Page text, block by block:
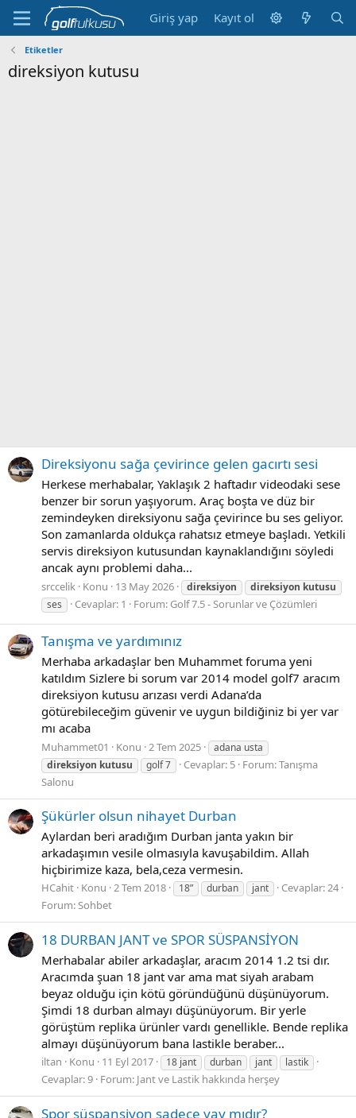
Giriş yap Kayıt ol
Etiketler
direksiyon kutusu
Direksiyonu sağa çevirince gelen gacırtı sesi
Herkese merhabalar, Yaklaşık 2 haftadır videodaki sese
benzer bir sorun yaşıyorum. Araç boşta ve düz bir
zemindeyken direksiyonu sağa çevirince bu ses geliyor.
Son zamanlarda oldukça rahatsız etmeye başladı. Yetkili
servis direksiyon kutusundan kaynaklandığını söyledi
ancak aynı problemi daha...
srccelik Konu 13 May 2026 direksiyon direksiyon kutusu
ses
Cevaplar: 1 Forum: Golf 7.5 - Sorunlar ve Çözümleri
Tanışma ve yardımınız
Merhaba arkadaşlar ben Muhammet foruma yeni
katıldım Sizlere bi sorum var 2014 model golf7 aracım
direksiyon kutusu arızası verdi Adana’da
götürebileceğim güvenir ve uygun bildiğiniz bi yer var
mı acaba
Muhammet01 Konu 2 Tem 2025
adana usta
direksiyon kutusu golf 7 Cevaplar: 5 Forum:Tanışma
Salonu
Şükürler olsun nihayet Durban
Aylardan beri aradığım Durban janta yakın bir
arkadaşımın vesile olmasıyla kavuşabildim. Allah
hiçbirimize kaza, bela,ceza vermesin.
HCahit Konu 2 Tem 2018 18” durban jant
Cevaplar: 24
Forum:Sohbet
18 DURBAN JANT ve SPOR SÜSPANSİYON
Merhabalar abiler arkadaşlar, aracım 2014 1.2 tsi dır.
Aracımda şuan 18 jant var ama mat siyah arabam
beyaz olduğu için kötü göründüğünü düşünüyorum.
Şimdi 18 durban almayı düşünüyorum. Bir yerle
görüştüm replika ürünler vardı genellikle. Bende replika
almayı düşünüyorum bana lastikle beraber...
iltan Konu 11 Eyl 2017 18 jant durban jant lastik
Cevaplar: 9 Forum: Jant ve Lastik hakkında herşey
Spor süspansiyon sadece yay mıdır?